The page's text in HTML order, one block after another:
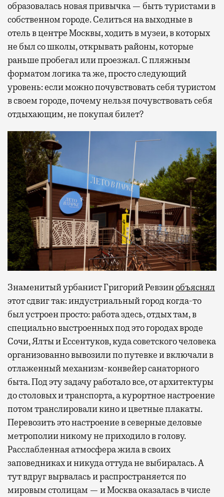
образовалась новая привычка — быть туристами в
собственном городе. Селиться на выходные в
отель в центре Москвы, ходить в музеи, в которых
не был со школы, открывать районы, которые
раньше пробегал или проезжал. С пляжным
форматом логика та же, просто следующий
уровень: если можно почувствовать себя туристом
в своем городе, почему нельзя почувствовать себя
отдыхающим, не покупая билет?
Знаменитый урбанист Григорий Ревзинобъяснял
этот сдвиг так: индустриальный город когда-то
был устроен просто: работа здесь, отдых там, в
специально выстроенных под это городах вроде
Сочи, Ялты и Ессентуков, куда советского человека
организованно вывозили по путевке и включали в
отлаженный механизм-конвейер санаторного
быта. Под эту задачу работало все, от архитектуры
до столовых и транспорта, а курортное настроение
потом транслировали кино и цветные плакаты.
Перевозить это настроение в северные деловые
метрополии никому не приходило в голову.
Расслабленная атмосфера жила в своих
заповедниках и никуда оттуда не выбиралась. А
тут вдруг вырвалась и распространяется по
мировым столицам — и Москва оказалась в числе